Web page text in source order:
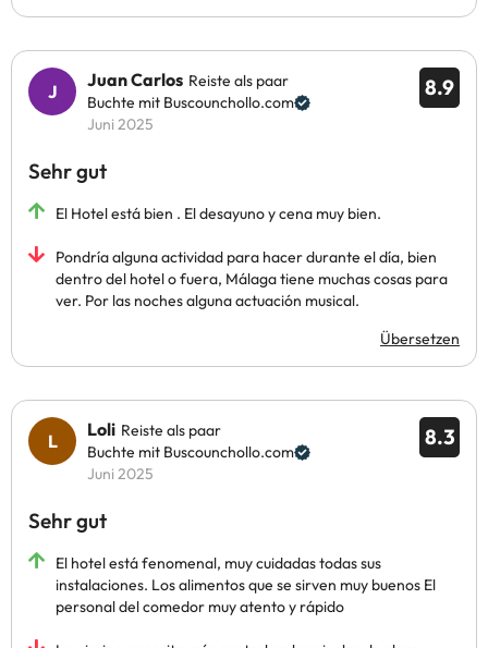
8.9
Juan Carlos Reiste als paar
Buchte mit Buscounchollo.com
Juni 2025
Sehr gut
El Hotel está bien . El desayuno y cena muy bien.
Pondría alguna actividad para hacer durante el día, bien
dentro del hotel o fuera, Málaga tiene muchas cosas para
ver. Por las noches alguna actuación musical.
Übersetzen
8.3
Loli Reiste als paar
Buchte mit Buscounchollo.com
Juni 2025
Sehr gut
El hotel está fenomenal, muy cuidadas todas sus
instalaciones. Los alimentos que se sirven muy buenos El
personal del comedor muy atento y rápido